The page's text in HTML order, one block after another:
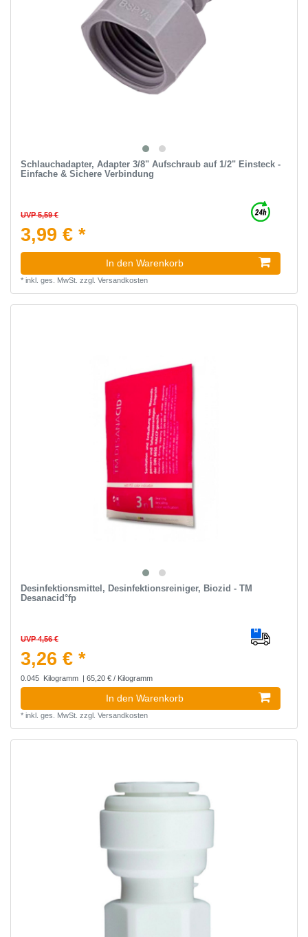
Schlauchadapter, Adapter 3/8" Aufschraub auf 1/2" Einsteck -
Einfache & Sichere Verbindung
UVP 5,59 €
3,99 € *
In den Warenkorb
* inkl. ges. MwSt. zzgl. Versandkosten
Desinfektionsmittel, Desinfektionsreiniger, Biozid - TM
Desanacid°fp
UVP 4,56 €
3,26 € *
0.045 Kilogramm | 65,20 € / Kilogramm
In den Warenkorb
* inkl. ges. MwSt. zzgl. Versandkosten